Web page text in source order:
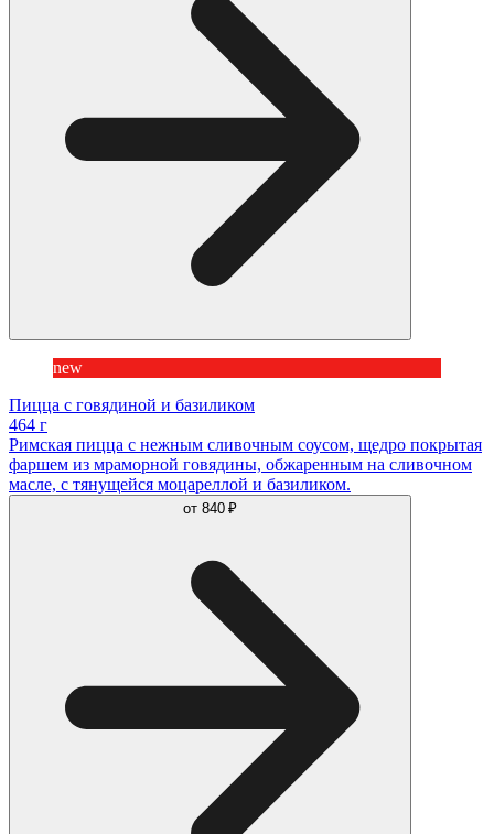
new
Пицца с говядиной и базиликом
464 г
Римская пицца с нежным сливочным соусом, щедро покрытая
фаршем из мраморной говядины, обжаренным на сливочном
масле, с тянущейся моцареллой и базиликом.
от 840 ₽